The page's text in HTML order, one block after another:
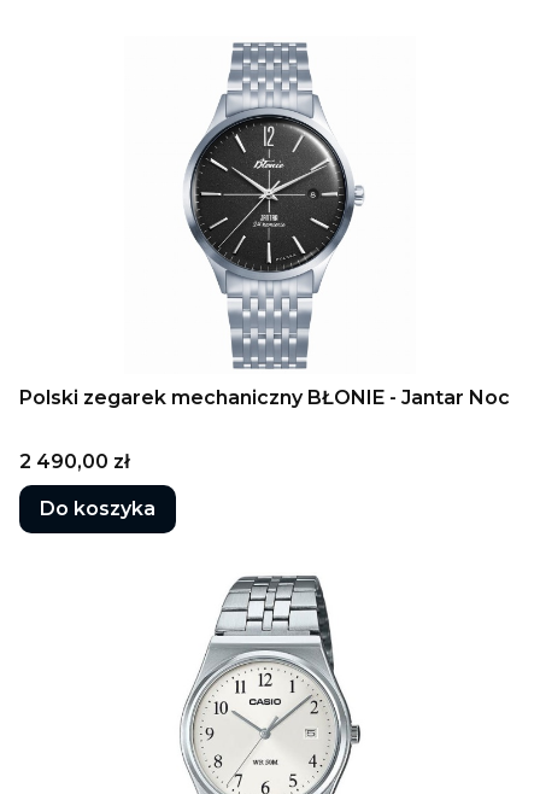
Polski zegarek mechaniczny BŁONIE - Jantar Noc
Cena
2 490,00 zł
Do koszyka